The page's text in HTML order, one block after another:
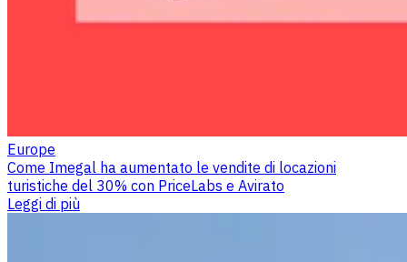
Europe
Come Imegal ha aumentato le vendite di locazioni
turistiche del 30% con PriceLabs e Avirato
Leggi di più